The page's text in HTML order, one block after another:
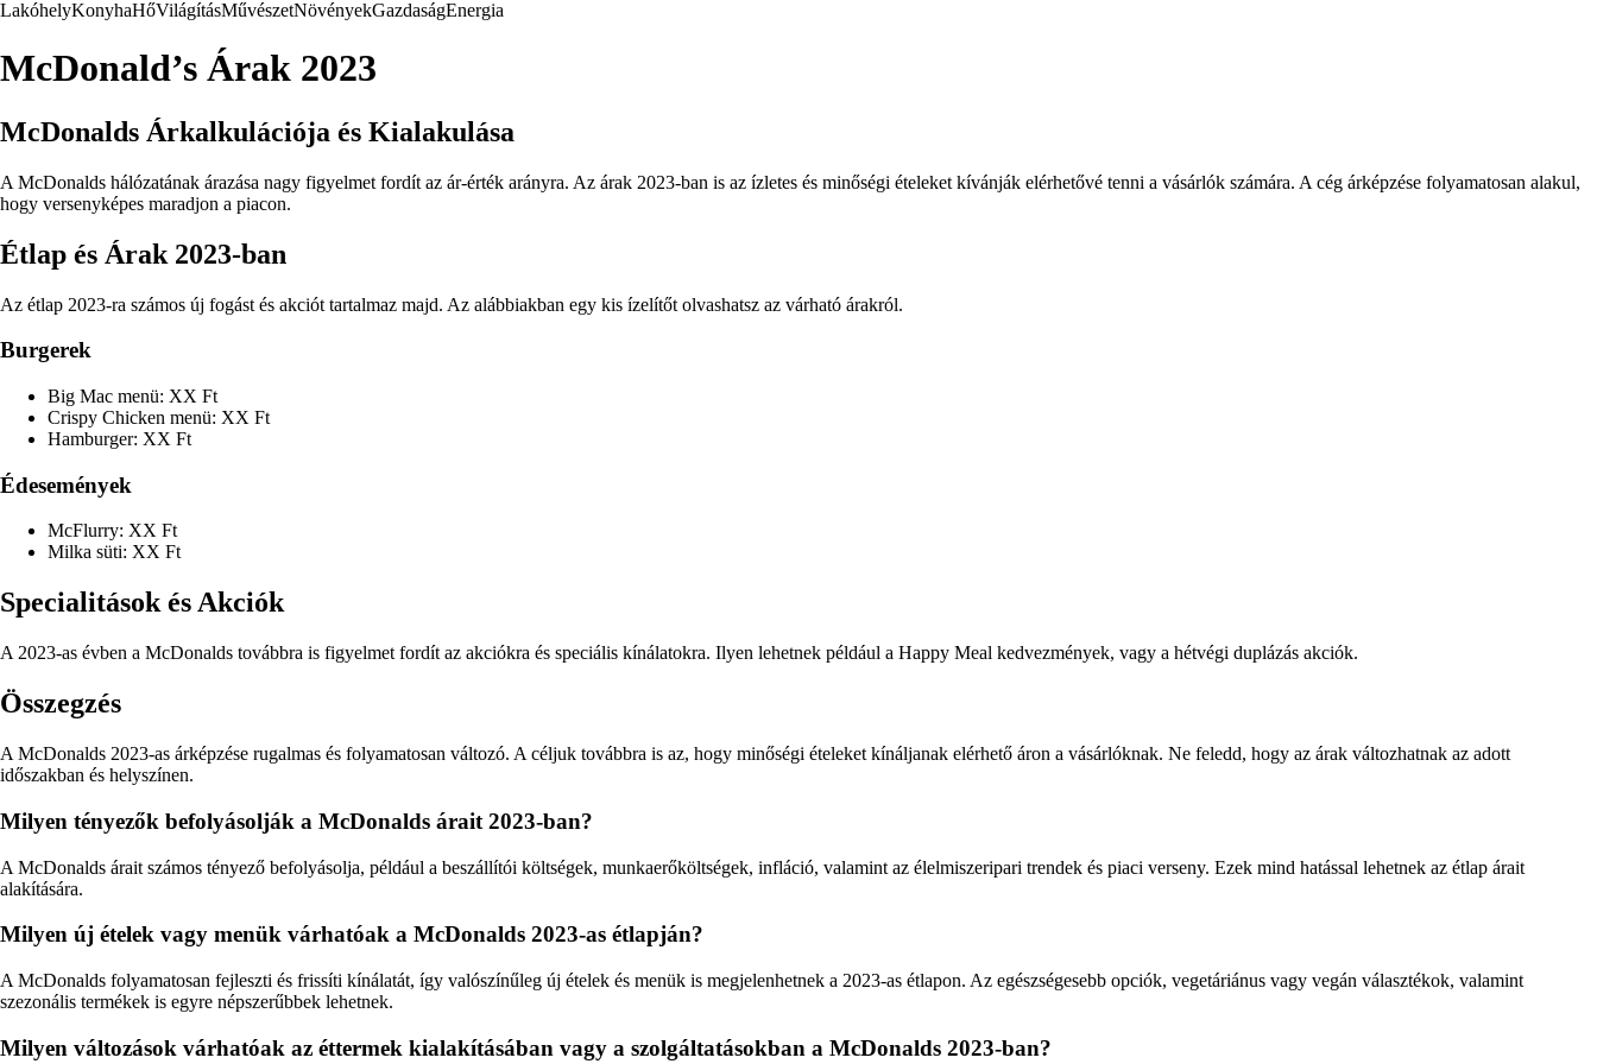
LakóhelyKonyhaHőVilágításMűvészetNövényekGazdaságEnergia
McDonald’s Árak 2023
McDonalds Árkalkulációja és Kialakulása
A McDonalds hálózatának árazása nagy figyelmet fordít az ár-érték arányra. Az árak 2023-ban is az ízletes és minőségi ételeket kívánják elérhetővé tenni a vásárlók számára. A cég árképzése folyamatosan alakul,
hogy versenyképes maradjon a piacon.
Étlap és Árak 2023-ban
Az étlap 2023-ra számos új fogást és akciót tartalmaz majd. Az alábbiakban egy kis ízelítőt olvashatsz az várható árakról.
Burgerek
Big Mac menü: XX Ft
Crispy Chicken menü: XX Ft
Hamburger: XX Ft
Édesemények
McFlurry: XX Ft
Milka süti: XX Ft
Specialitások és Akciók
A 2023-as évben a McDonalds továbbra is figyelmet fordít az akciókra és speciális kínálatokra. Ilyen lehetnek például a Happy Meal kedvezmények, vagy a hétvégi duplázás akciók.
Összegzés
A McDonalds 2023-as árképzése rugalmas és folyamatosan változó. A céljuk továbbra is az, hogy minőségi ételeket kínáljanak elérhető áron a vásárlóknak. Ne feledd, hogy az árak változhatnak az adott
időszakban és helyszínen.
Milyen tényezők befolyásolják a McDonalds árait 2023-ban?
A McDonalds árait számos tényező befolyásolja, például a beszállítói költségek, munkaerőköltségek, infláció, valamint az élelmiszeripari trendek és piaci verseny. Ezek mind hatással lehetnek az étlap árait
alakítására.
Milyen új ételek vagy menük várhatóak a McDonalds 2023-as étlapján?
A McDonalds folyamatosan fejleszti és frissíti kínálatát, így valószínűleg új ételek és menük is megjelenhetnek a 2023-as étlapon. Az egészségesebb opciók, vegetáriánus vagy vegán választékok, valamint
szezonális termékek is egyre népszerűbbek lehetnek.
Milyen változások várhatóak az éttermek kialakításában vagy a szolgáltatásokban a McDonalds 2023-ban?